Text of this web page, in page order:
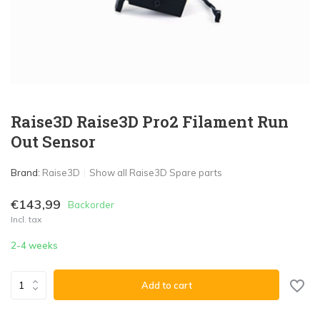
Raise3D Raise3D Pro2 Filament Run
Out Sensor
Brand: Raise3D Show all Raise3D Spare parts
€143,99 Backorder
Incl. tax
2-4 weeks
Add to cart